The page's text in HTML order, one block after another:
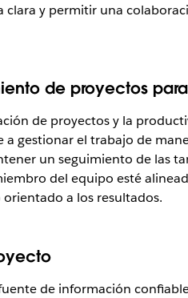
y permitir una
de proyectos
de proyectos y la
gestionar el trabajo de
un seguimiento de las
del equipo esté
a los resultados.
de información